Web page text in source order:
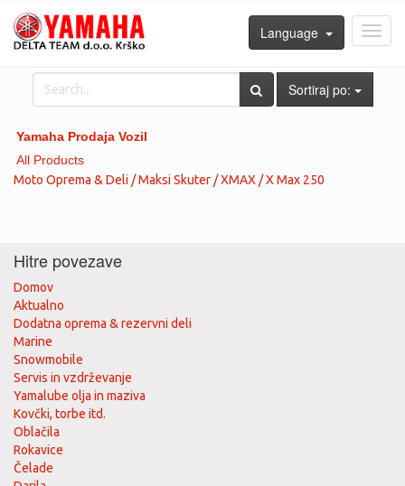
Language
Sortiraj po:
Yamaha Prodaja Vozil
All Products
Moto Oprema & Deli / Maksi Skuter / XMAX / X Max 250
Hitre povezave
Domov
Aktualno
Dodatna oprema & rezervni deli
Marine
Snowmobile
Servis in vzdrževanje
Yamalube olja in maziva
Kovčki, torbe itd.
Oblačila
Rokavice
Čelade